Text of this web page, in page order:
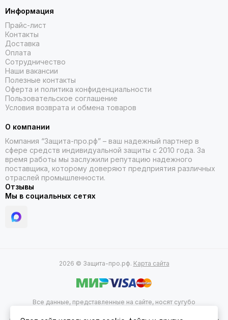
Информация
Прайс-лист
Контакты
Доставка
Оплата
Сотрудничество
Наши вакансии
Полезные контакты
Оферта и политика конфиденциальности
Пользовательское соглашение
Условия возврата и обмена товаров
О компании
Компания “Защита-про.рф” – ваш надежный партнер в
сфере средств индивидуальной защиты с 2010 года. За
время работы мы заслужили репутацию надежного
поставщика, которому доверяют предприятия различных
отраслей промышленности.
Отзывы
Мы в социальных сетях
2026 © Защита-про.рф. Карта сайта
Все данные, представленные на сайте, носят сугубо